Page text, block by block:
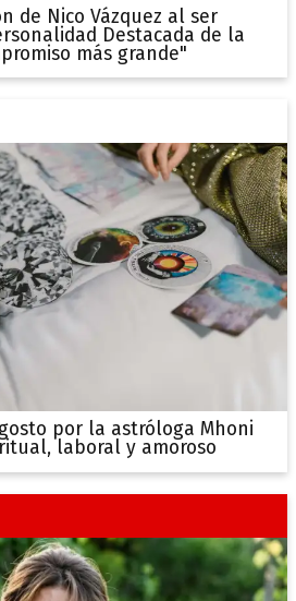
de Nico Vázquez al ser
Destacada de la
más grande"
por la astróloga Mhoni
laboral y amoroso